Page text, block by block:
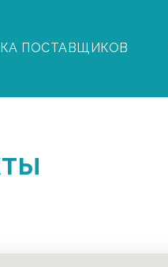
ПОСТАВЩИКОВ